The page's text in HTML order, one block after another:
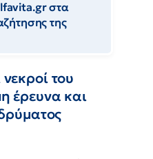
στα
της
του
έρευνα και